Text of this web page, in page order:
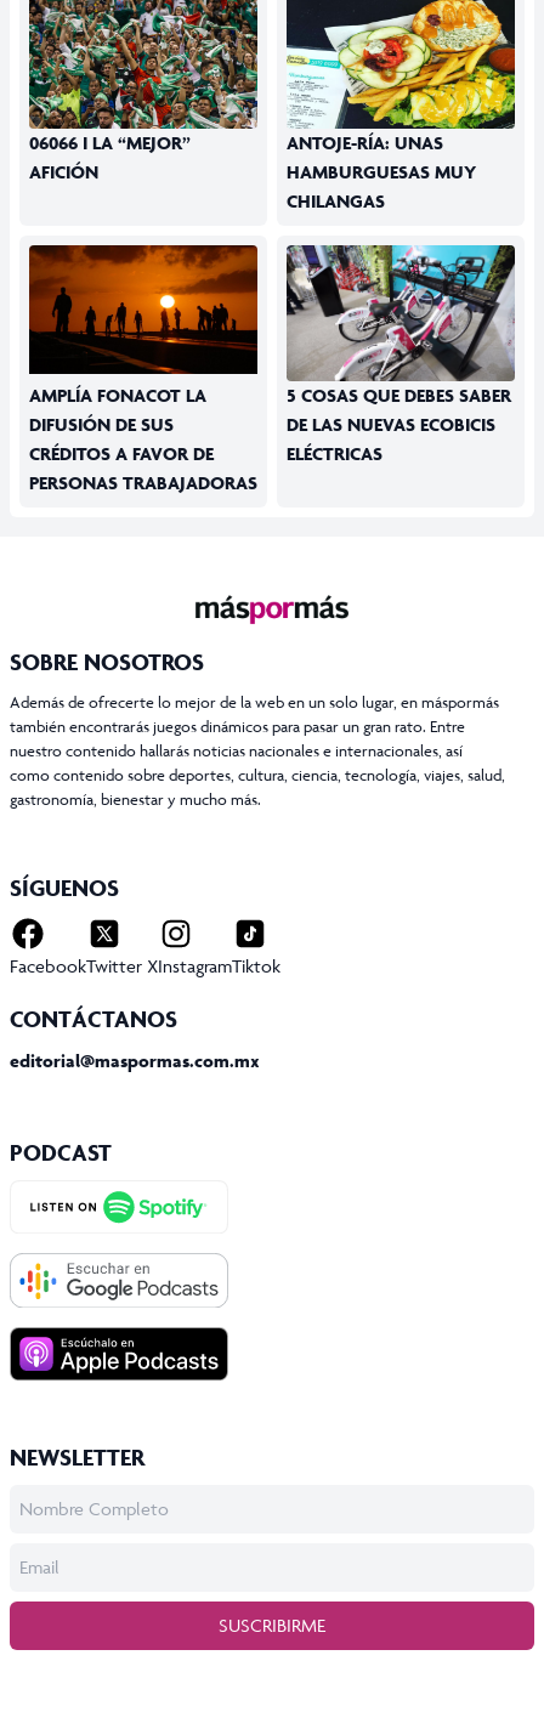
06066 I LA “MEJOR”
AFICIÓN
ANTOJE-RÍA: UNAS
HAMBURGUESAS MUY
CHILANGAS
AMPLÍA FONACOT LA
DIFUSIÓN DE SUS
CRÉDITOS A FAVOR DE
PERSONAS TRABAJADORAS
5 COSAS QUE DEBES SABER
DE LAS NUEVAS ECOBICIS
ELÉCTRICAS
SOBRE NOSOTROS
Además de ofrecerte lo mejor de la web en un solo lugar, en máspormás
también encontrarás juegos dinámicos para pasar un gran rato. Entre
nuestro contenido hallarás noticias nacionales e internacionales, así
como contenido sobre deportes, cultura, ciencia, tecnología, viajes, salud,
gastronomía, bienestar y mucho más.
SÍGUENOS
FacebookTwitter XInstagramTiktok
CONTÁCTANOS
editorial@maspormas.com.mx
PODCAST
NEWSLETTER
SUSCRIBIRME